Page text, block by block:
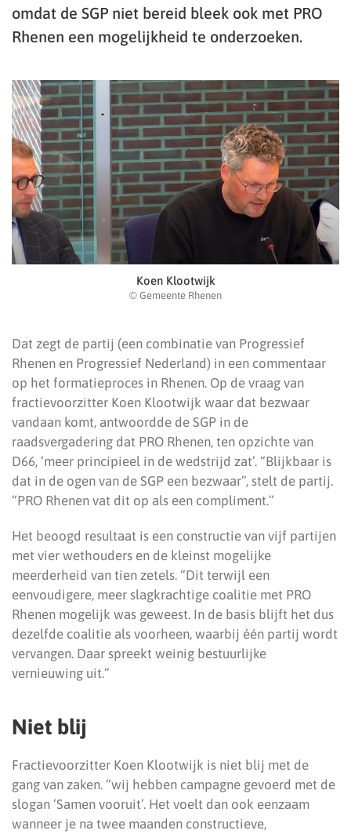
omdat de SGP niet bereid bleek ook met PRO
Rhenen een mogelijkheid te onderzoeken.
Koen Klootwijk
© Gemeente Rhenen
Dat zegt de partij (een combinatie van Progressief
Rhenen en Progressief Nederland) in een commentaar
op het formatieproces in Rhenen. Op de vraag van
fractievoorzitter Koen Klootwijk waar dat bezwaar
vandaan komt, antwoordde de SGP in de
raadsvergadering dat PRO Rhenen, ten opzichte van
D66, ‘meer principieel in de wedstrijd zat’. “Blijkbaar is
dat in de ogen van de SGP een bezwaar”, stelt de partij.
“PRO Rhenen vat dit op als een compliment.”
Het beoogd resultaat is een constructie van vijf partijen
met vier wethouders en de kleinst mogelijke
meerderheid van tien zetels. “Dit terwijl een
eenvoudigere, meer slagkrachtige coalitie met PRO
Rhenen mogelijk was geweest. In de basis blijft het dus
dezelfde coalitie als voorheen, waarbij één partij wordt
vervangen. Daar spreekt weinig bestuurlijke
vernieuwing uit.”
Niet blij
Fractievoorzitter Koen Klootwijk is niet blij met de
gang van zaken. “wij hebben campagne gevoerd met de
slogan ‘Samen vooruit’. Het voelt dan ook eenzaam
wanneer je na twee maanden constructieve,